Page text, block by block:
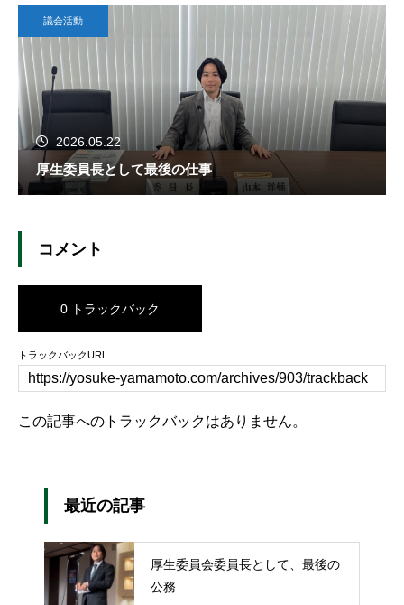
議会活動
2026.05.22
厚生委員長として最後の仕事
コメント
0 トラックバック
トラックバックURL
この記事へのトラックバックはありません。
最近の記事
厚生委員会委員長として、最後の
公務